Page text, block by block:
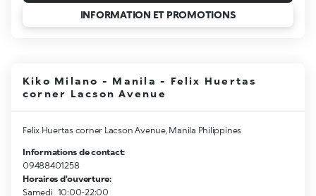
INFORMATION ET PROMOTIONS
Kiko Milano - Manila - Felix Huertas
corner Lacson Avenue
Felix Huertas corner Lacson Avenue, Manila Philippines
Informations de contact:
09488401258
Horaires d'ouverture:
Samedi 10:00-22:00